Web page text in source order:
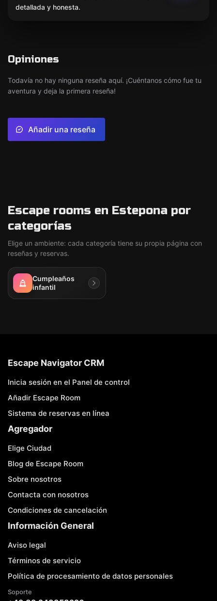
detallada y honesta.
Opiniones
Todavía no hay ninguna reseña aquí. ¡Cuéntanos cómo fue tu
aventura y deja la primera reseña!
Añadir una reseña
Escape rooms en Estepona por
categorías
Elige un ambiente: cada categoría tiene su propia página con
reseñas y reservas.
Cumpleaños
infantil
Escape Navigator CRM
Inicia sesión en el Panel de control
Añadir Escape Room
Sistema de reservas en línea
Agregador
Elige Ciudad
Blog de Escape Room
Sobre nosotros
Contacta con nosotros
Condiciones de cancelación
Información General
Aviso legal
Términos de servicio
Política de procesamiento de datos personales
Soporte